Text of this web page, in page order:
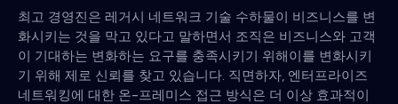
최고 경영진은 레거시 네트워크 기술 수하물이 비즈니스를 변
화시키는 것을 막고 있다고 말하면서 조직은 비즈니스와 고객
이 기대하는 변화하는 요구를 충족시키기 위해이를 변화시키
기 위해 제로 신뢰를 찾고 있습니다. 직면하자, 엔터프라이즈
네트워킹에 대한 온-프레미스 접근 방식은 더 이상 효과적이